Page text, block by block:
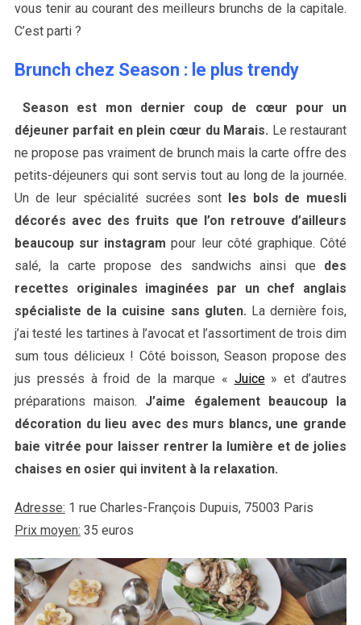
vous tenir au courant des meilleurs brunchs de la capitale.
C’est parti ?
Brunch chez Season : le plus trendy
Season est mon dernier coup de cœur pour un
déjeuner parfait en plein cœur du Marais. Le restaurant
ne propose pas vraiment de brunch mais la carte offre des
petits-déjeuners qui sont servis tout au long de la journée.
Un de leur spécialité sucrées sont
les bols de muesli
décorés avec des fruits que l’on retrouve d’ailleurs
beaucoup sur instagram pour leur côté graphique. Côté
salé, la carte propose des sandwichs ainsi que des
recettes originales imaginées par un chef anglais
spécialiste de la cuisine sans gluten. La dernière fois,
j’ai testé les tartines à l’avocat et l’assortiment de trois dim
sum tous délicieux ! Côté boisson, Season propose des
jus pressés à froid de la marque « Juice» et d’autres
préparations maison. J’aime également beaucoup la
décoration du lieu avec des murs blancs, une grande
baie vitrée pour laisser rentrer la lumière et de jolies
chaises en osier qui invitent à la relaxation.
Adresse: 1 rue Charles-François Dupuis, 75003 Paris
Prix moyen: 35 euros